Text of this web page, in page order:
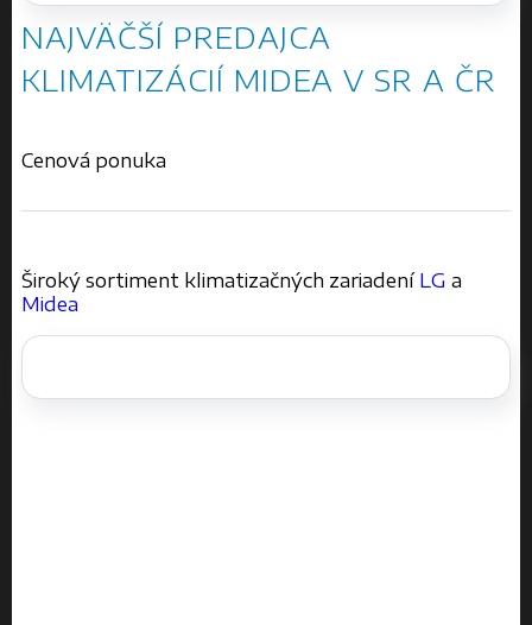
NAJVÄČŠÍ PREDAJCA
KLIMATIZÁCIÍ MIDEA V SR A ČR
Cenová ponuka
Široký sortiment klimatizačných zariadení LG a
Midea